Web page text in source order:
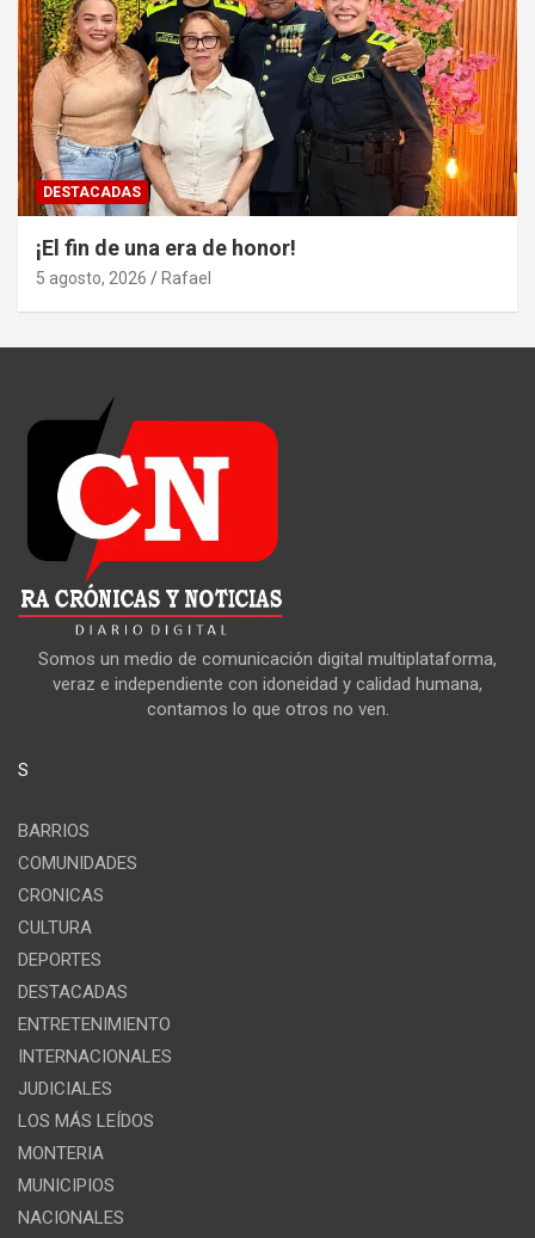
DESTACADAS
¡El fin de una era de honor!
5 agosto, 2026 Rafael
Somos un medio de comunicación digital multiplataforma,
veraz e independiente con idoneidad y calidad humana,
contamos lo que otros no ven.
S
BARRIOS
COMUNIDADES
CRONICAS
CULTURA
DEPORTES
DESTACADAS
ENTRETENIMIENTO
INTERNACIONALES
JUDICIALES
LOS MÁS LEÍDOS
MONTERIA
MUNICIPIOS
NACIONALES